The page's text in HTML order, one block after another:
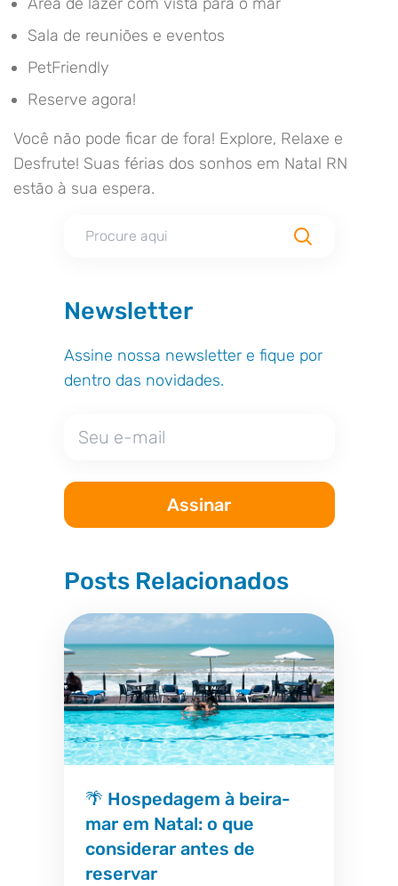
Área de lazer com vista para o mar
Sala de reuniões e eventos
PetFriendly
Reserve agora!
Você não pode ficar de fora! Explore, Relaxe e
Desfrute! Suas férias dos sonhos em Natal RN
estão à sua espera.
Newsletter
Assine nossa newsletter e fique por
dentro das novidades.
Posts Relacionados
🌴 Hospedagem à beira-
mar em Natal: o que
considerar antes de
reservar